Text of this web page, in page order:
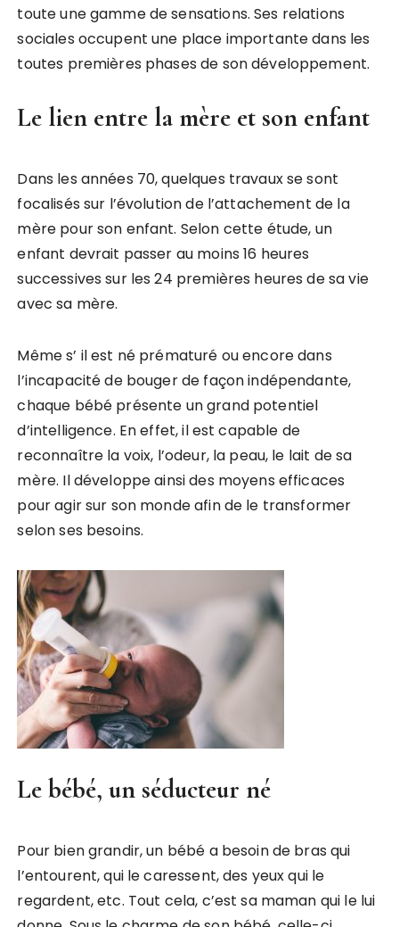
toute une gamme de sensations. Ses relations
sociales occupent une place importante dans les
toutes premières phases de son développement.
Le lien entre la mère et son enfant
Dans les années 70, quelques travaux se sont
focalisés sur l’évolution de l’attachement de la
mère pour son enfant. Selon cette étude, un
enfant devrait passer au moins 16 heures
successives sur les 24 premières heures de sa vie
avec sa mère.
Même s’ il est né prématuré ou encore dans
l’incapacité de bouger de façon indépendante,
chaque bébé présente un grand potentiel
d’intelligence. En effet, il est capable de
reconnaître la voix, l’odeur, la peau, le lait de sa
mère. Il développe ainsi des moyens efficaces
pour agir sur son monde afin de le transformer
selon ses besoins.
Le bébé, un séducteur né
Pour bien grandir, un bébé a besoin de bras qui
l’entourent, qui le caressent, des yeux qui le
regardent, etc. Tout cela, c’est sa maman qui le lui